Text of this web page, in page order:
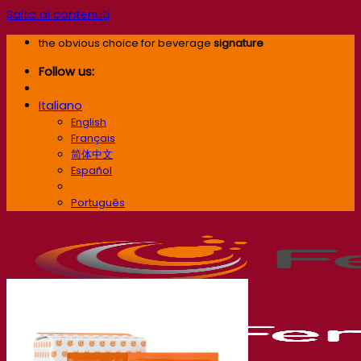
Salta ai contenuti
the obvious choice for beverage signature
Follow us:
Italiano
English
Français
简体中文
Español
Português